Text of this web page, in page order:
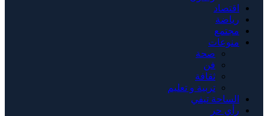
اقتصاد
رياضة
مجتمع
منوعات
صحة
فن
ثقافة
تربية و تعليم
الساحة تيفي
رأي حر